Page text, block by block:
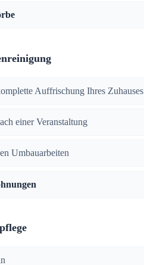
Auffrischung Ihres Zuhauses
einer Veranstaltung
Umbauarbeiten